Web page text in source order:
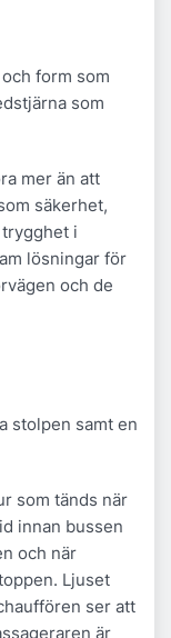
form som
som
mer än att
säkerhet,
i
lösningar för
och de
stolpen samt en
som tänds när
innan bussen
och när
Ljuset
ser att
är